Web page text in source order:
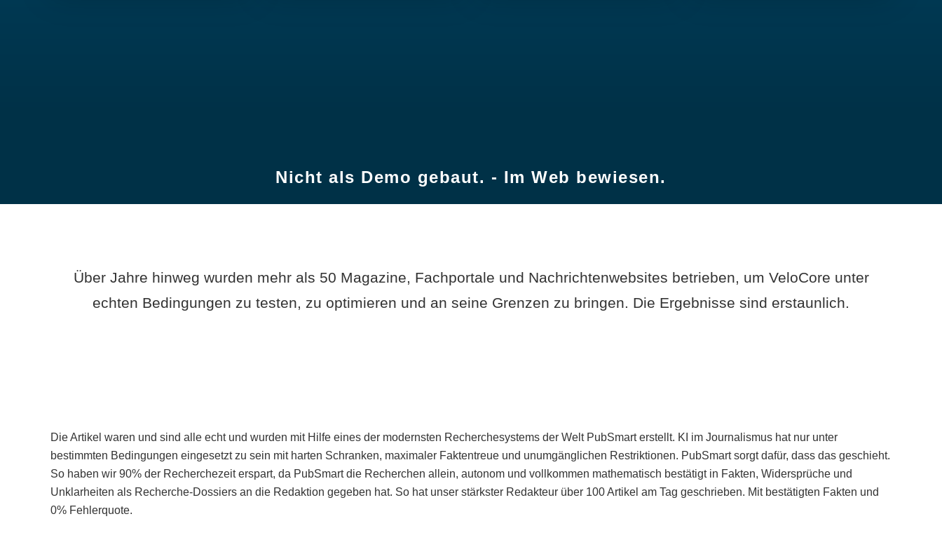
Nicht als Demo gebaut. - Im Web bewiesen.
Über Jahre hinweg wurden mehr als 50 Magazine, Fachportale und Nachrichtenwebsites betrieben, um VeloCore unter
echten Bedingungen zu testen, zu optimieren und an seine Grenzen zu bringen. Die Ergebnisse sind erstaunlich.
Die Artikel waren und sind alle echt und wurden mit Hilfe eines der modernsten Recherchesystems der Welt PubSmart erstellt. KI im Journalismus hat nur unter
bestimmten Bedingungen eingesetzt zu sein mit harten Schranken, maximaler Faktentreue und unumgänglichen Restriktionen. PubSmart sorgt dafür, dass das geschieht.
So haben wir 90% der Recherchezeit erspart, da PubSmart die Recherchen allein, autonom und vollkommen mathematisch bestätigt in Fakten, Widersprüche und
Unklarheiten als Recherche-Dossiers an die Redaktion gegeben hat. So hat unser stärkster Redakteur über 100 Artikel am Tag geschrieben. Mit bestätigten Fakten und
0% Fehlerquote.